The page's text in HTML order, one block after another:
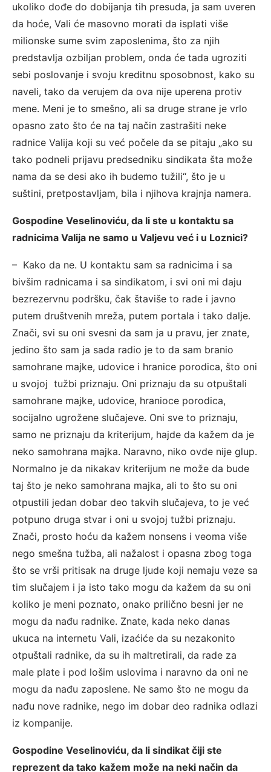
ukoliko dođe do dobijanja tih presuda, ja sam uveren
da hoće, Vali će masovno morati da isplati više
milionske sume svim zaposlenima, što za njih
predstavlja ozbiljan problem, onda će tada ugroziti
sebi poslovanje i svoju kreditnu sposobnost, kako su
naveli, tako da verujem da ova nije uperena protiv
mene. Meni je to smešno, ali sa druge strane je vrlo
opasno zato što će na taj način zastrašiti neke
radnice Valija koji su već počele da se pitaju „ako su
tako podneli prijavu predsedniku sindikata šta može
nama da se desi ako ih budemo tužili“, što je u
suštini, pretpostavljam, bila i njihova krajnja namera.
Gospodine Veselinoviću, da li ste u kontaktu sa
radnicima Valija ne samo u Valjevu već i u Loznici?
– Kako da ne. U kontaktu sam sa radnicima i sa
bivšim radnicama i sa sindikatom, i svi oni mi daju
bezrezervnu podršku, čak štaviše to rade i javno
putem društvenih mreža, putem portala i tako dalje.
Znači, svi su oni svesni da sam ja u pravu, jer znate,
jedino što sam ja sada radio je to da sam branio
samohrane majke, udovice i hranice porodica, što oni
u svojoj tužbi priznaju. Oni priznaju da su otpuštali
samohrane majke, udovice, hranioce porodica,
socijalno ugrožene slučajeve. Oni sve to priznaju,
samo ne priznaju da kriterijum, hajde da kažem da je
neko samohrana majka. Naravno, niko ovde nije glup.
Normalno je da nikakav kriterijum ne može da bude
taj što je neko samohrana majka, ali to što su oni
otpustili jedan dobar deo takvih slučajeva, to je već
potpuno druga stvar i oni u svojoj tužbi priznaju.
Znači, prosto hoću da kažem nonsens i veoma više
nego smešna tužba, ali nažalost i opasna zbog toga
što se vrši pritisak na druge ljude koji nemaju veze sa
tim slučajem i ja isto tako mogu da kažem da su oni
koliko je meni poznato, onako prilično besni jer ne
mogu da nađu radnike. Znate, kada neko danas
ukuca na internetu Vali, izaćiće da su nezakonito
otpuštali radnike, da su ih maltretirali, da rade za
male plate i pod lošim uslovima i naravno da oni ne
mogu da nađu zaposlene. Ne samo što ne mogu da
nađu nove radnike, nego im dobar deo radnika odlazi
iz kompanije.
Gospodine Veselinoviću, da li sindikat čiji ste
reprezent da tako kažem može na neki način da